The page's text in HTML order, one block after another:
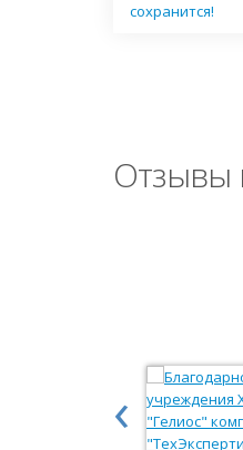
сохранится!
Отзывы
‹